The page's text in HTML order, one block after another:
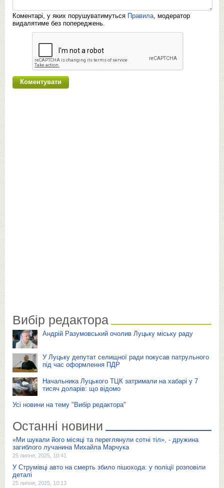
Коментарі, у яких порушуватимуться Правила , модератор
видалятиме без попереджень.
Вибір редактора
Андрій Разумовський очолив Луцьку міську раду
У Луцьку депутат селищної ради покусав патрульного
під час оформлення ПДР
Начальника Луцького ТЦК затримали на хабарі у 7
тисяч доларів: що відомо
Усі новини на тему "Вибір редактора"
Останні новини
«Ми шукали його місяці та переглянули сотні тіл», - дружина
загиблого лучанина Михайла Марчука
25 липня, 2025, 10:41
У Струмівці авто на смерть збило пішохода: у поліції розповіли
деталі
25 липня, 2025, 10:13